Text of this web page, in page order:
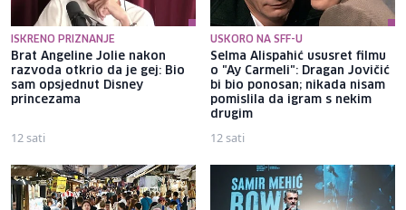
ISKRENO PRIZNANJE
Brat Angeline Jolie nakon
razvoda otkrio da je gej: Bio
sam opsjednut Disney
princezama
12 sati
USKORO NA SFF-U
Selma Alispahić ususret filmu
o "Ay Carmeli": Dragan Jovičić
bi bio ponosan; nikada nisam
pomislila da igram s nekim
drugim
12 sati